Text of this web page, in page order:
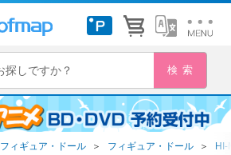
フィギュア・ドール ＞ フィギュア・ドール ＞ HI-